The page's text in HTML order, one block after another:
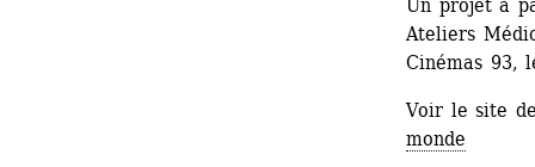
Un projet à
Ateliers
Cinémas 93,
Voir le site
monde